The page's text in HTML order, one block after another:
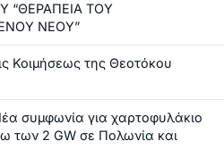
“ΘΕΡΑΠΕΙΑ ΤΟΥ
ΝΕΟΥ”
Κοιμήσεως της Θεοτόκου
συμφωνία για χαρτοφυλάκιο
των 2 GW σε Πολωνία και